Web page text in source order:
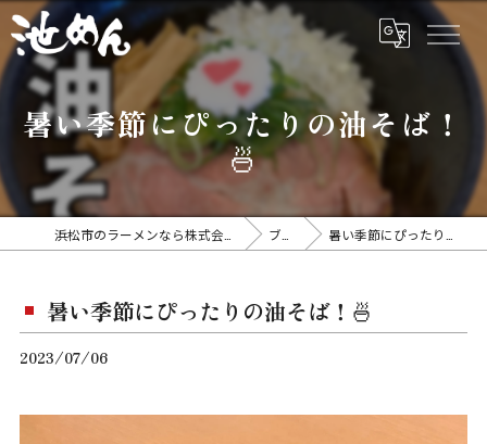
暑い季節にぴったりの油そば！
🍜
ブログ 暑い季節にぴったりの油そば！🍜
暑い季節にぴったりの油そば！🍜
2023/07/06